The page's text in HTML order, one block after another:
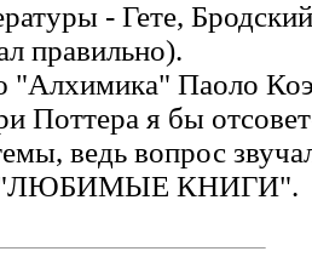
- Гете,
правильно).
"Алхимика" Паоло
Поттера я бы
ведь вопрос
"ЛЮБИМЫЕ КНИГИ".